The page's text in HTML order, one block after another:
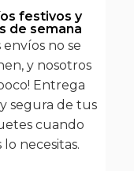
festivos y
de semana
envíos no se
y nosotros
Entrega
segura de tus
cuando
lo necesitas.